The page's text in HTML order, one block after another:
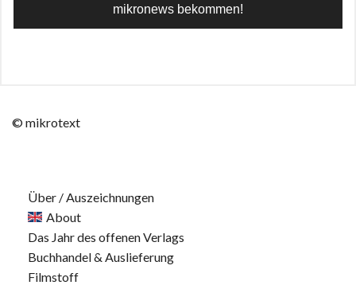
© mikrotext
Über / Auszeichnungen
About
Das Jahr des offenen Verlags
Buchhandel & Auslieferung
Filmstoff